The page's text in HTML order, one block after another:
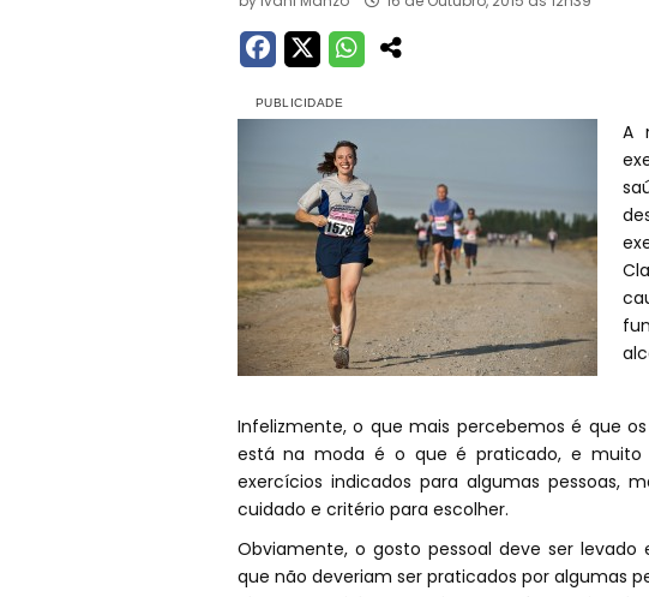
A
Infelizmente, o que mais percebemos é que
está na moda é o que é praticado, e muito
exercícios indicados para algumas pessoas,
cuidado e critério para escolher.
Obviamente, o gosto pessoal deve ser
que não deveriam ser praticados por algumas